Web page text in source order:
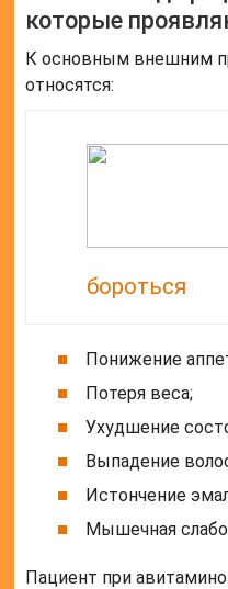
которые
К основным внешним
относятся:
бороться
Понижение
Потеря веса;
Ухудшение
Выпадение
Истончение
Мышечная
Пациент при